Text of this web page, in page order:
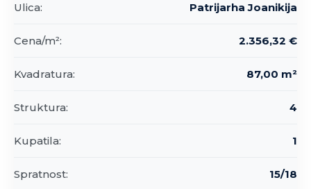
Ulica: Patrijarha Joanikija
Cena/m²: 2.356,32 €
Kvadratura: 87,00 m²
Struktura: 4
Kupatila: 1
Spratnost: 15/18